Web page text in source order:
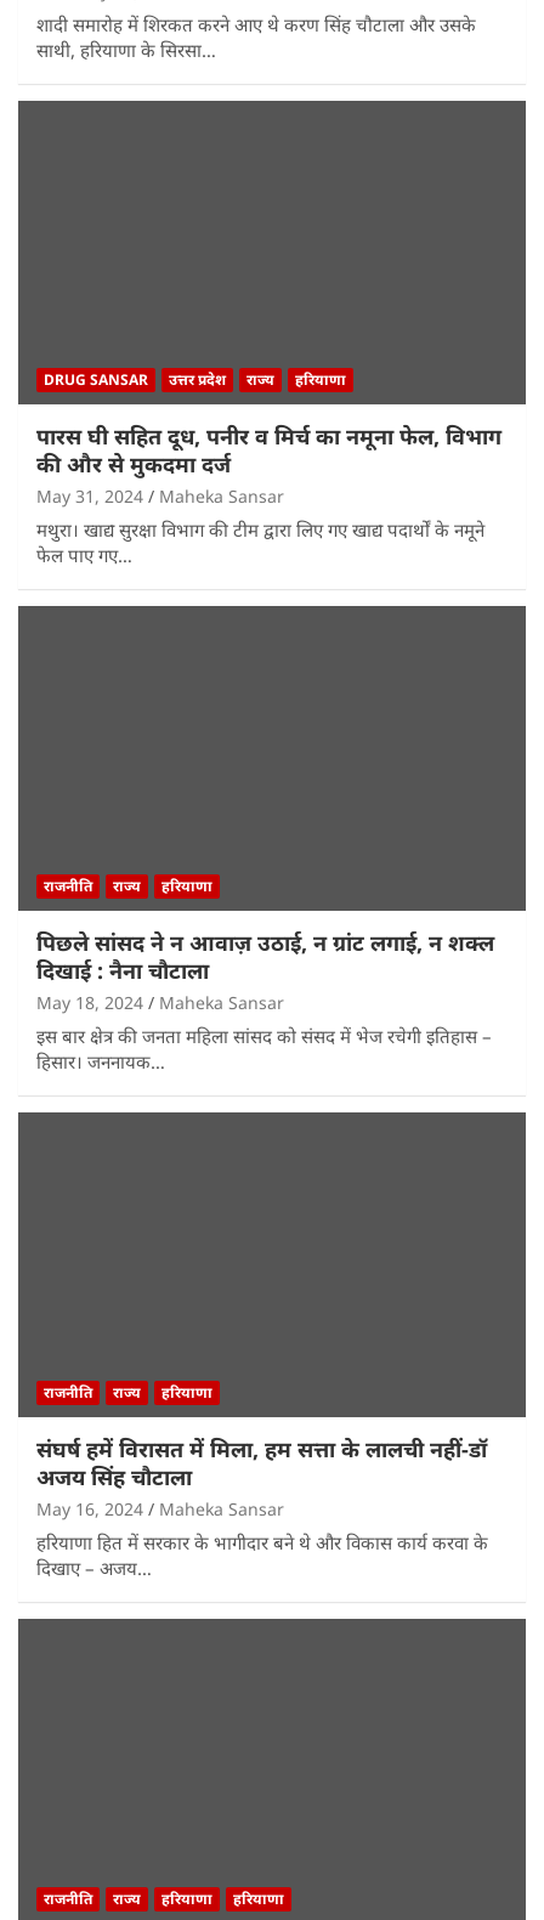
शादी समारोह में शिरकत करने आए थे करण सिंह चौटाला और उसके
साथी, हरियाणा के सिरसा…
DRUG SANSAR उत्तर प्रदेश राज्य हरियाणा
पारस घी सहित दूध, पनीर व मिर्च का नमूना फेल, विभाग
की और से मुकदमा दर्ज
May 31, 2024 Maheka Sansar
मथुरा। खाद्य सुरक्षा विभाग की टीम द्वारा लिए गए खाद्य पदार्थों के नमूने
फेल पाए गए…
राजनीति राज्य हरियाणा
पिछले सांसद ने न आवाज़ उठाई, न ग्रांट लगाई, न शक्ल
दिखाई : नैना चौटाला
May 18, 2024 Maheka Sansar
इस बार क्षेत्र की जनता महिला सांसद को संसद में भेज रचेगी इतिहास –
हिसार। जननायक…
राजनीति राज्य हरियाणा
संघर्ष हमें विरासत में मिला, हम सत्ता के लालची नहीं-डॉ
अजय सिंह चौटाला
May 16, 2024 Maheka Sansar
हरियाणा हित में सरकार के भागीदार बने थे और विकास कार्य करवा के
दिखाए – अजय…
राजनीति राज्य हरियाणा हरियाणा